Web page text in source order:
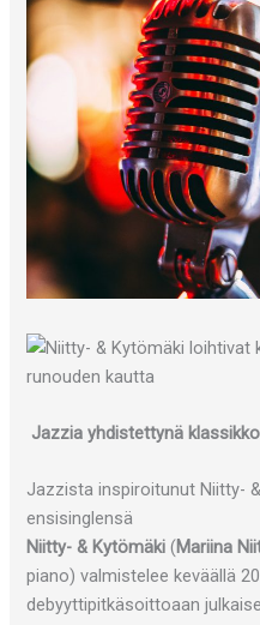
Jazzia yhdistettynä
Jazzista inspiroitunut Niitty-
ensisinglensä
Niitty- & Kytömäki (Mariina
piano) valmistelee keväällä
debyyttipitkäsoittoaan